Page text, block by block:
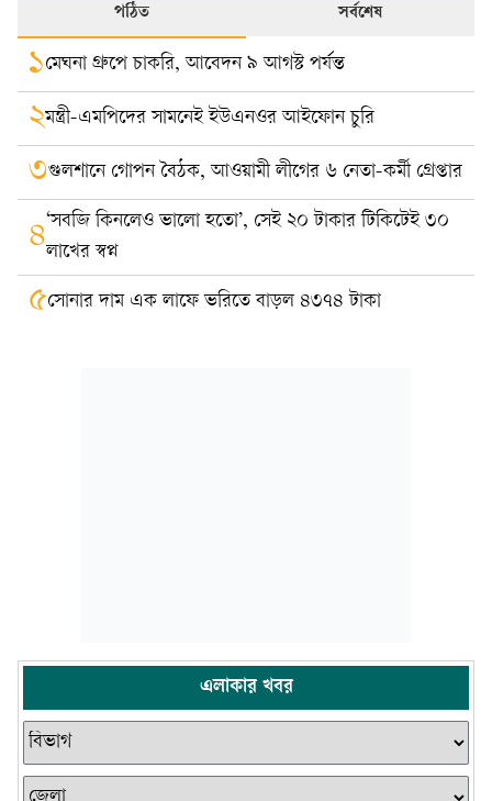
পঠিত সর্বশেষ
১মেঘনা গ্রুপে চাকরি, আবেদন ৯ আগস্ট পর্যন্ত
২মন্ত্রী-এমপিদের সামনেই ইউএনওর আইফোন চুরি
৩গুলশানে গোপন বৈঠক, আওয়ামী লীগের ৬ নেতা-কর্মী গ্রেপ্তার
৪‘সবজি কিনলেও ভালো হতো’, সেই ২০ টাকার টিকিটেই ৩০
লাখের স্বপ্ন
৫সোনার দাম এক লাফে ভরিতে বাড়ল ৪৩৭৪ টাকা
এলাকার খবর